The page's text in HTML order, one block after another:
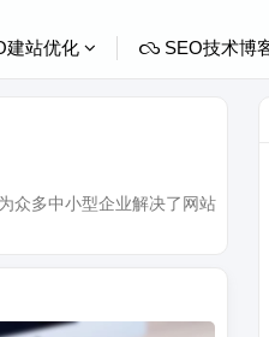
站优化 SEO技术博
众多中小型企业解决了网站